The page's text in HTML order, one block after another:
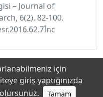
– Journal of
6(2), 82-100.
Gizlilik Politikası
için
giriş yaptığınızda
Tamam